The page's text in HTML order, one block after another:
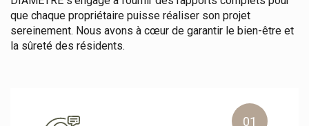
que chaque propriétaire puisse réaliser son projet
sereinement. Nous avons à cœur de garantir le bien-être et
la sûreté des résidents.
01